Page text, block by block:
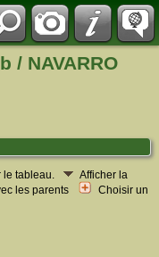
/ NAVARRO
le tableau.
Afficher la
les parents
Choisir un